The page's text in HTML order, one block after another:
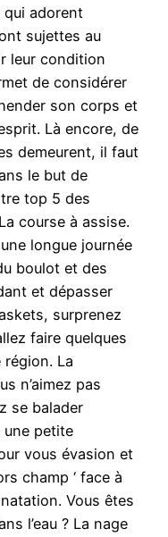
qui adorent
sujettes au
leur condition
de considérer
son corps et
Là encore, de
demeurent, il faut
le but de
top 5 des
course à assise.
longue journée
boulot et des
et dépasser
surprenez
faire quelques
La
n’aimez pas
se balader
une petite
vous évasion et
champ ‘ face à
Vous êtes
l’eau ? La nage